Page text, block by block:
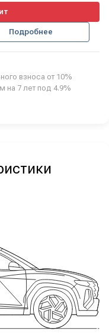
Подробнее
взноса от 10%
на 7 лет под 4.9%